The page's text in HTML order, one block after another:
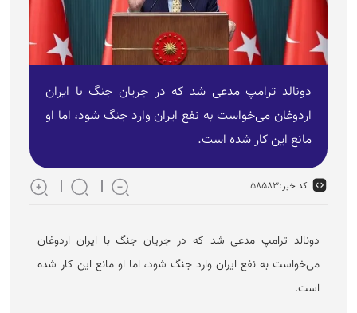
دونالد ترامپ مدعی شد که در جریان جنگ با ایران
اردوغان می‌خواست به نفع ایران وارد جنگ شود، اما او
مانع این کار شده است.
کد خبر:۵۸۵۸۳
دونالد ترامپ مدعی شد که در جریان جنگ با ایران اردوغان
می‌خواست به نفع ایران وارد جنگ شود، اما او مانع این کار شده
است.